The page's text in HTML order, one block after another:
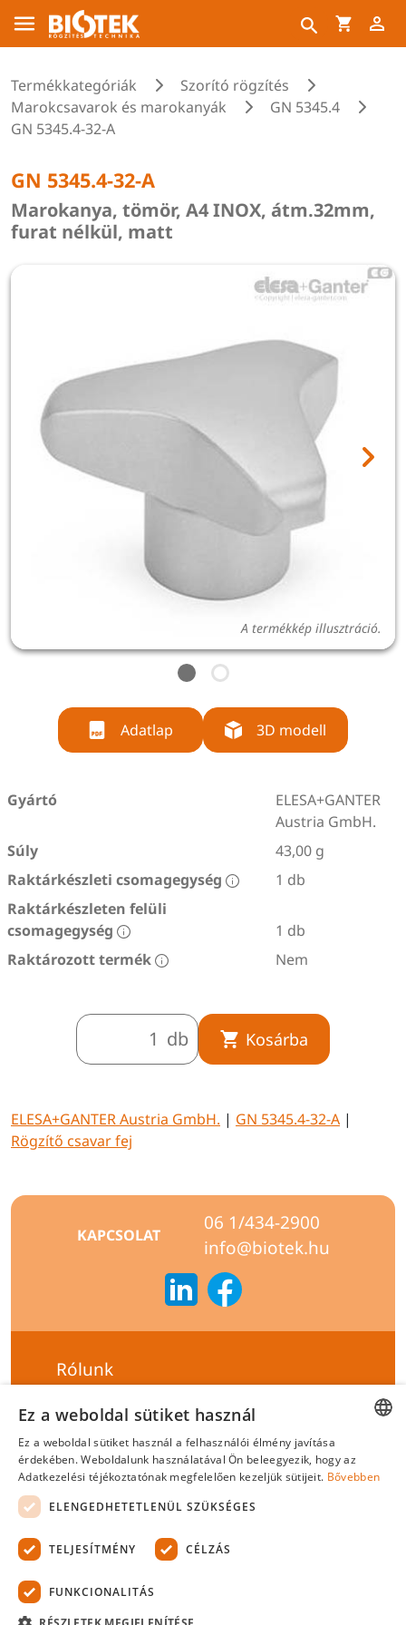
Termékkategóriák
Szorító rögzítés
Marokcsavarok és marokanyák
GN 5345.4
GN 5345.4-32-A
GN 5345.4-32-A
Marokanya, tömör, A4 INOX, átm.32mm,
furat nélkül, matt
A termékkép illusztráció.
Adatlap 3D modell
Gyártó
ELESA+GANTER
Austria GmbH.
Súly
43,00 g
Raktárkészleti csomagegység
1 db
Raktárkészleten felüli
csomagegység
1 db
Raktározott termék
Nem
db Kosárba
ELESA+GANTER Austria GmbH. | GN 5345.4-32-A |
Rögzítő csavar fej
KAPCSOLAT
06 1/434-2900
info@biotek.hu
Rólunk
Hírlevél feliratkozás
Általános szerződési feltételek
Adatvédelmi tájékoztató
Felelősségvállalási nyilatkozat
Tanúsítványok
2026 Minden jog fenntartva.
ENGLISH
Ez a weboldal sütiket használ
Ez a weboldal sütiket használ a felhasználói élmény javítása
érdekében. Weboldalunk használatával Ön beleegyezik, hogy az
Adatkezelési téjékoztatónak megfelelően kezeljük sütijeit. Bővebben
ELENGEDHETETLENÜL SZÜKSÉGES
TELJESÍTMÉNY CÉLZÁS
FUNKCIONALITÁS